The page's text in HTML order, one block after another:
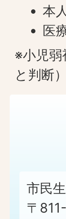
本
医
※小児弱
と判断
市民
〒